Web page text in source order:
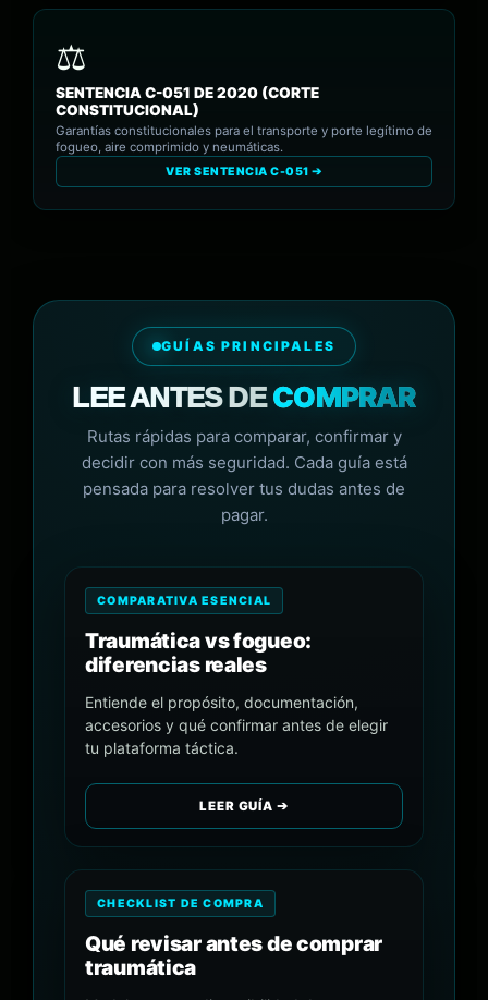
SENTENCIA C-051 DE 2020 (CORTE
CONSTITUCIONAL)
Garantías constitucionales para el transporte y porte legítimo de
fogueo, aire comprimido y neumáticas.
VER SENTENCIA C-051 ➔
GUÍAS PRINCIPALES
LEE ANTES DECOMPRAR
Rutas rápidas para comparar, confirmar y
decidir con más seguridad. Cada guía está
pensada para resolver tus dudas antes de
pagar.
COMPARATIVA ESENCIAL
Traumática vs fogueo:
diferencias reales
Entiende el propósito, documentación,
accesorios y qué confirmar antes de elegir
tu plataforma táctica.
LEER GUÍA ➔
CHECKLIST DE COMPRA
Qué revisar antes de comprar
traumática